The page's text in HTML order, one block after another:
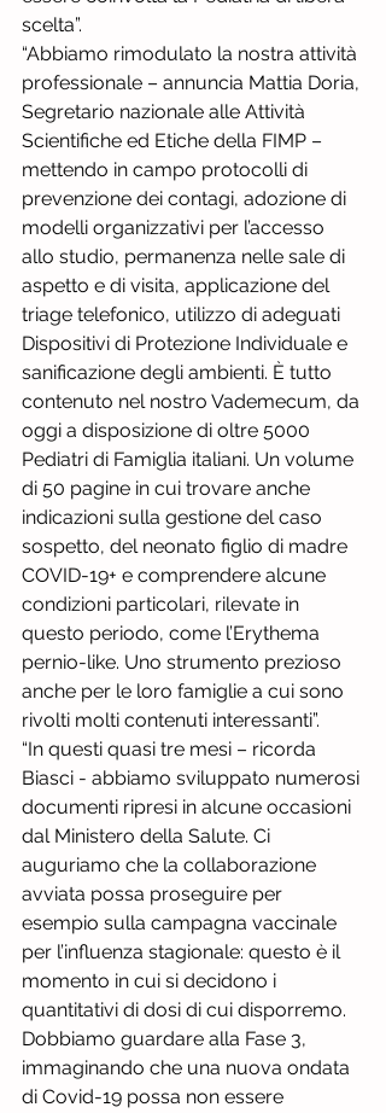
scelta”.
“Abbiamo rimodulato la nostra attività
professionale – annuncia Mattia Doria,
Segretario nazionale alle Attività
Scientifiche ed Etiche della FIMP –
mettendo in campo protocolli di
prevenzione dei contagi, adozione di
modelli organizzativi per l’accesso
allo studio, permanenza nelle sale di
aspetto e di visita, applicazione del
triage telefonico, utilizzo di adeguati
Dispositivi di Protezione Individuale e
sanificazione degli ambienti. È tutto
contenuto nel nostro Vademecum, da
oggi a disposizione di oltre 5000
Pediatri di Famiglia italiani. Un volume
di 50 pagine in cui trovare anche
indicazioni sulla gestione del caso
sospetto, del neonato figlio di madre
COVID-19+ e comprendere alcune
condizioni particolari, rilevate in
questo periodo, come l’Erythema
pernio-like. Uno strumento prezioso
anche per le loro famiglie a cui sono
rivolti molti contenuti interessanti”.
“In questi quasi tre mesi – ricorda
Biasci - abbiamo sviluppato numerosi
documenti ripresi in alcune occasioni
dal Ministero della Salute. Ci
auguriamo che la collaborazione
avviata possa proseguire per
esempio sulla campagna vaccinale
per l’influenza stagionale: questo è il
momento in cui si decidono i
quantitativi di dosi di cui disporremo.
Dobbiamo guardare alla Fase 3,
immaginando che una nuova ondata
di Covid-19 possa non essere